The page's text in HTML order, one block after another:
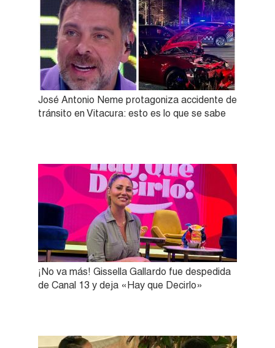
José Antonio Neme protagoniza accidente de
tránsito en Vitacura: esto es lo que se sabe
¡No va más! Gissella Gallardo fue despedida
de Canal 13 y deja «Hay que Decirlo»